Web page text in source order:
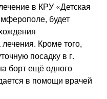
в КРУ «Детская
будет
Кроме того,
посадку в г.
борт ещё одного
в помощи врачей